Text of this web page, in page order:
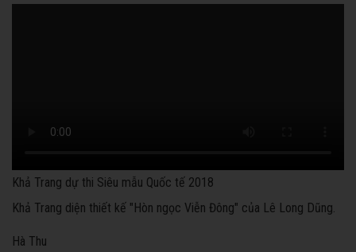
Khả Trang dự thi Siêu mẫu Quốc tế 2018
Khả Trang diện thiết kế "Hòn ngọc Viễn Đông" của Lê Long Dũng.
Hà Thu